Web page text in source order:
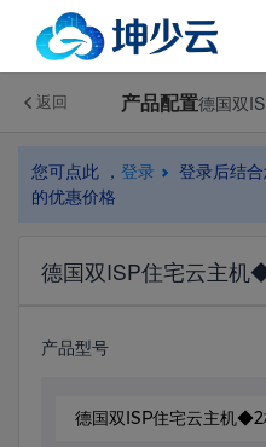
返回 产品配置
您可点此 ， 登录
登录后结
的优惠价格
德国双ISP住宅云主机
产品型号
德国双ISP住宅云主机